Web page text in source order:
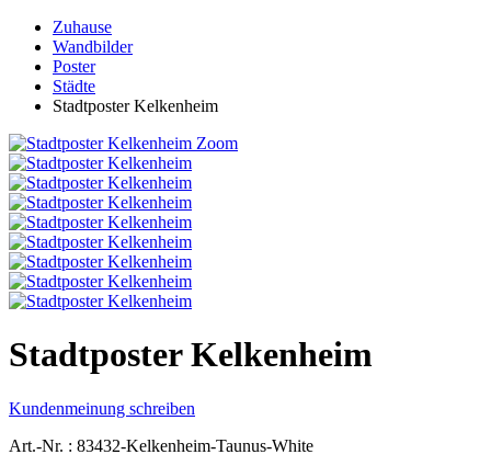
Zuhause
Wandbilder
Poster
Städte
Stadtposter Kelkenheim
Zoom
Stadtposter Kelkenheim
Kundenmeinung schreiben
Art.-Nr. : 83432-Kelkenheim-Taunus-White